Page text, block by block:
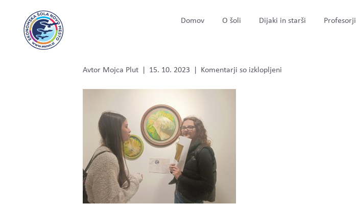
Domov O šoli Dijaki in starši Profesorji
Avtor Mojca Plut 15. 10. 2023 Komentarji so izklopljeni